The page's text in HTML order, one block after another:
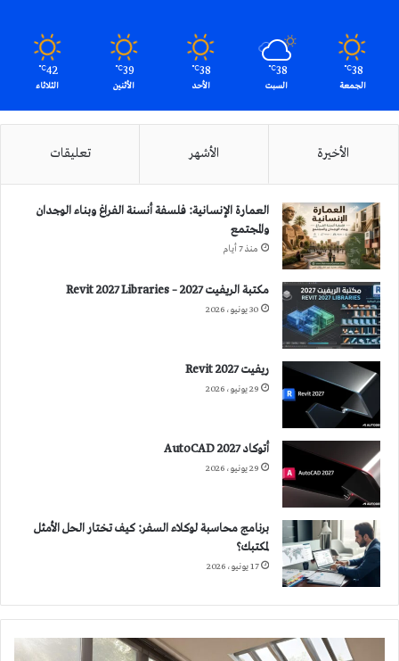
38
℃
الجمعة
38
℃
السبت
38
℃
الأحد
39
℃
الأثنين
42
℃
الثلاثاء
الأخيرة الأشهر تعليقات
العمارة الإنسانية: فلسفة أنسنة الفراغ وبناء الوجدان
والمجتمع
منذ 7 أيام
مكتبة الريفيت 2027 – Revit 2027 Libraries
30 يونيو، 2026
ريفيت 2027 Revit
29 يونيو، 2026
أتوكاد 2027 AutoCAD
29 يونيو، 2026
برنامج محاسبة لوكلاء السفر: كيف تختار الحل الأمثل
لمكتبك؟
17 يونيو، 2026